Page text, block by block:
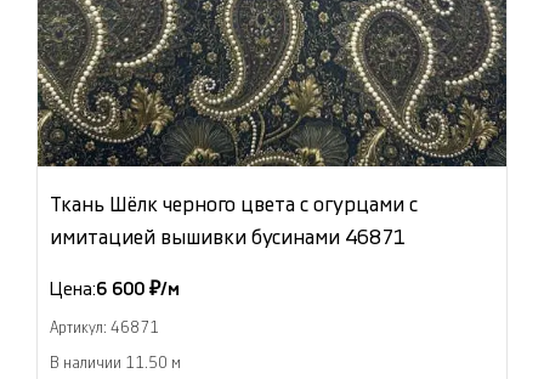
Ткань Шёлк черного цвета с огурцами с
имитацией вышивки бусинами 46871
Цена:6 600 ₽/м
Артикул: 46871
В наличии 11.50 м